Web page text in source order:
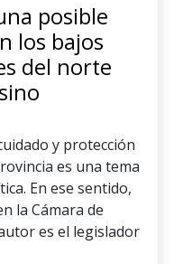
posible
los bajos
del norte
y protección
es una tema
En ese sentido,
la Cámara de
es el legislador